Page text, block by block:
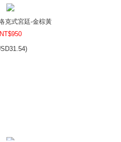
USD1.66)
克式宮廷-金棕黃
NT$950
31.54)